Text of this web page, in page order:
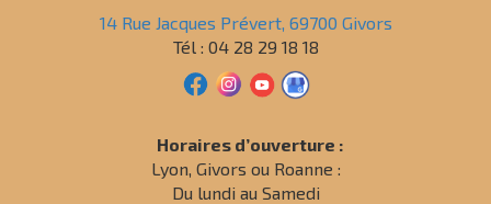
14 Rue Jacques Prévert, 69700 Givors
Tél : 04 28 29 18 18
Horaires d’ouverture :
Lyon, Givors ou Roanne :
Du lundi au Samedi